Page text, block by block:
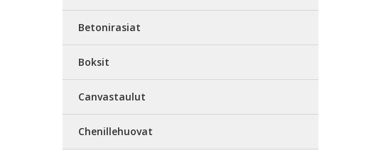
Betonirasiat
Boksit
Canvastaulut
Chenillehuovat